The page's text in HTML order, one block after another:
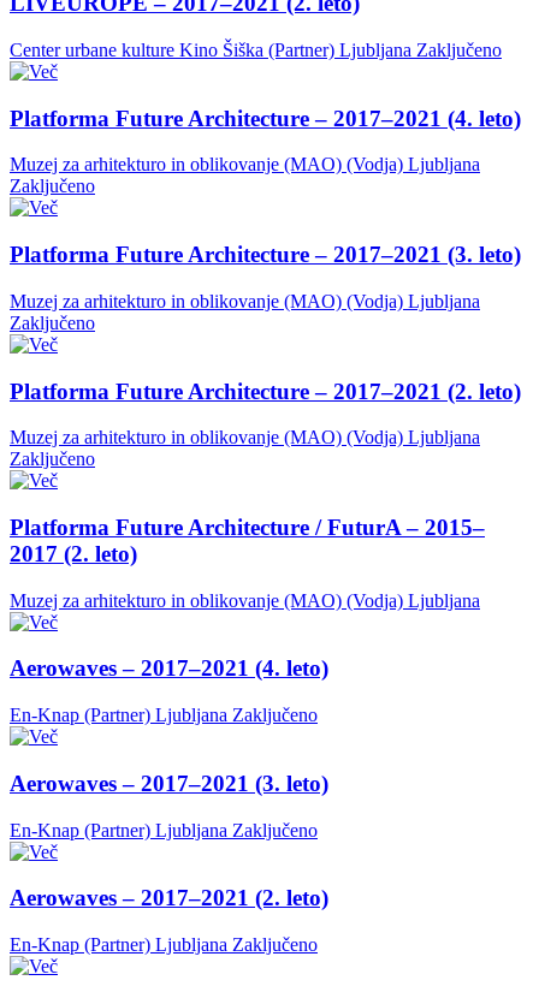
Center urbane kulture Kino Šiška (Partner) Ljubljana Zaključeno
Platforma Future Architecture – 2017–2021 (4. leto)
Muzej za arhitekturo in oblikovanje (MAO) (Vodja) Ljubljana
Zaključeno
Platforma Future Architecture – 2017–2021 (3. leto)
Muzej za arhitekturo in oblikovanje (MAO) (Vodja) Ljubljana
Zaključeno
Platforma Future Architecture – 2017–2021 (2. leto)
Muzej za arhitekturo in oblikovanje (MAO) (Vodja) Ljubljana
Zaključeno
Platforma Future Architecture / FuturA – 2015–
2017 (2. leto)
Muzej za arhitekturo in oblikovanje (MAO) (Vodja) Ljubljana
Aerowaves – 2017–2021 (4. leto)
En-Knap (Partner) Ljubljana Zaključeno
Aerowaves – 2017–2021 (3. leto)
En-Knap (Partner) Ljubljana Zaključeno
Aerowaves – 2017–2021 (2. leto)
En-Knap (Partner) Ljubljana Zaključeno